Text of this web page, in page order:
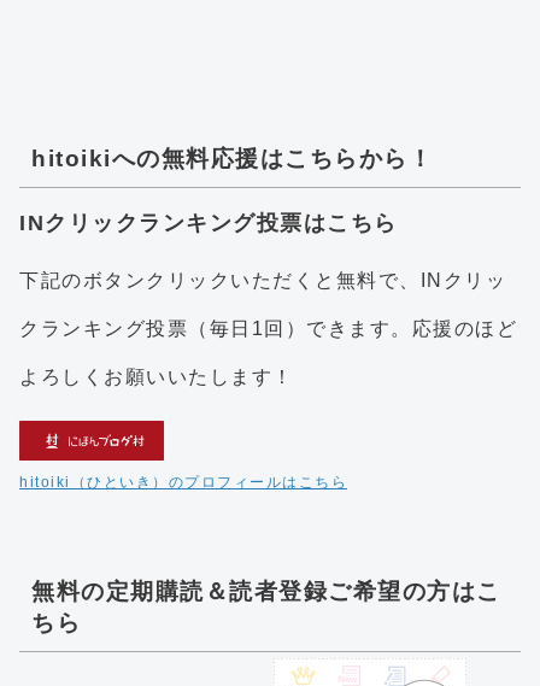
hitoikiへの無料応援はこちらから！
INクリックランキング投票はこちら
下記のボタンクリックいただくと無料で、INクリッ
クランキング投票（毎日1回）できます。応援のほど
よろしくお願いいたします！
hitoiki（ひといき）のプロフィールはこちら
無料の定期購読＆読者登録ご希望の方はこ
ちら